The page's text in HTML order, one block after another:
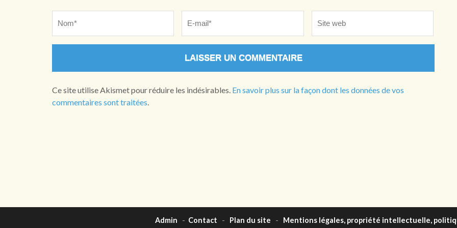
web
Ce site utilise Akismet pour réduire les indésirables. En savoir plus sur la façon dont les données de vos
commentaires sont traitées
Admin - Contact - Plan du site - Mentions légales, propriété intellectuelle,